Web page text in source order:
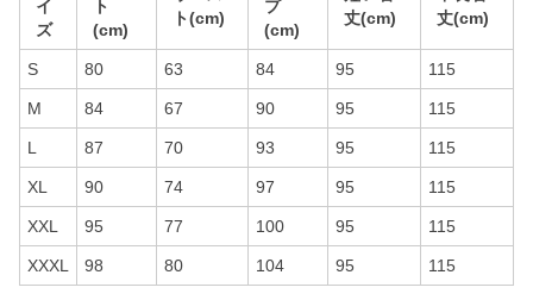
イ
ズ
ト
(cm)
ト(cm)
プ
(cm)
丈(cm)
丈(cm)
S 80 63 84 95 115
M 84 67 90 95 115
L 87 70 93 95 115
XL 90 74 97 95 115
XXL 95 77 100 95 115
XXXL 98 80 104 95 115